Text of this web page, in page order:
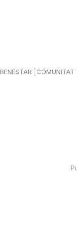
BENESTAR COMUNITAT